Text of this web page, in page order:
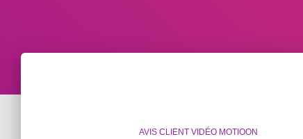
AVIS CLIENT VIDÉO MOTIOON